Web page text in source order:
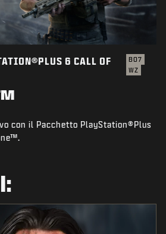
Copia link
6 CALL OF
BO7
WZ
con il Pacchetto PlayStation®Plus